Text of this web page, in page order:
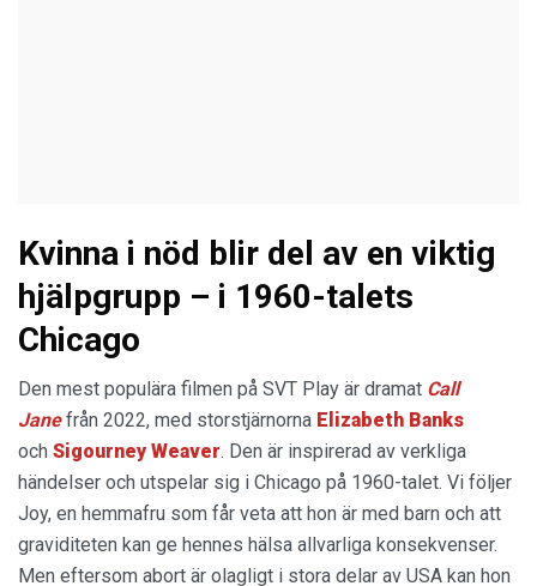
Kvinna i nöd blir del av en viktig
hjälpgrupp – i 1960-talets
Chicago
Den mest populära filmen på SVT Play är dramat Call
Jane från 2022, med storstjärnorna Elizabeth Banks
och Sigourney Weaver. Den är inspirerad av verkliga
händelser och utspelar sig i Chicago på 1960-talet. Vi följer
Joy, en hemmafru som får veta att hon är med barn och att
graviditeten kan ge hennes hälsa allvarliga konsekvenser.
Men eftersom abort är olagligt i stora delar av USA kan hon